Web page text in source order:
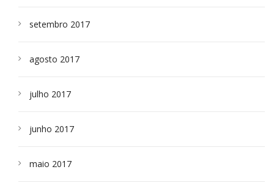
setembro 2017
agosto 2017
julho 2017
junho 2017
maio 2017